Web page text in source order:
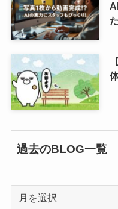
過去のBLOG一覧